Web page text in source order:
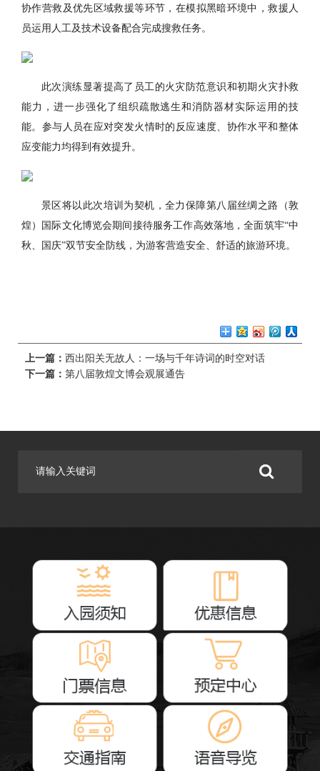
协作营救及优先区域救援等环节，在模拟黑暗环境中，救援人
员运用人工及技术设备配合完成搜救任务。
此次演练显著提高了员工的火灾防范意识和初期火灾扑救
能力，进一步强化了组织疏散逃生和消防器材实际运用的技
能。参与人员在应对突发火情时的反应速度、协作水平和整体
应变能力均得到有效提升。
景区将以此次培训为契机，全力保障第八届丝绸之路（敦
煌）国际文化博览会期间接待服务工作高效落地，全面筑牢“中
秋、国庆”双节安全防线，为游客营造安全、舒适的旅游环境。
上一篇： 西出阳关无故人：一场与千年诗词的时空对话
下一篇： 第八届敦煌文博会观展通告